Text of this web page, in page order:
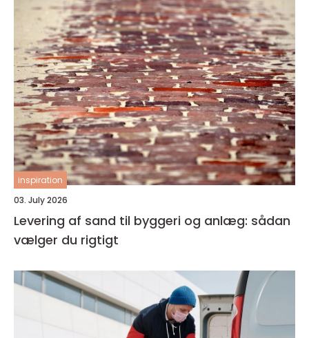
inspiration
03. July 2026
Levering af sand til byggeri og anlæg: sådan
vælger du rigtigt